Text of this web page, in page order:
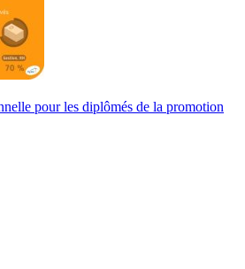
pour les diplômés de la promotion